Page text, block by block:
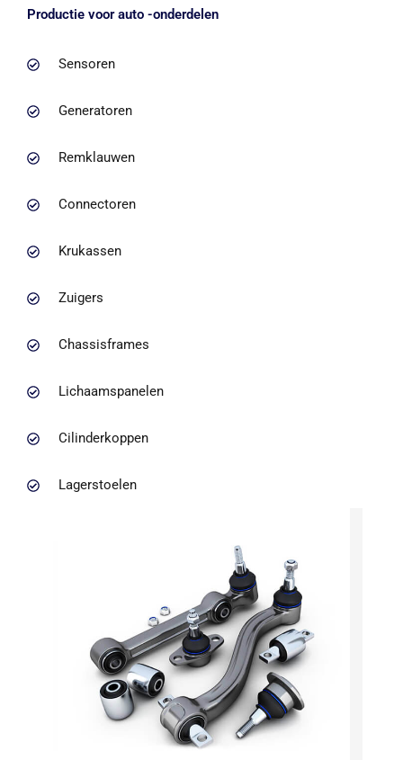
Productie voor auto -onderdelen
Sensoren
Generatoren
Remklauwen
Connectoren
Krukassen
Zuigers
Chassisframes
Lichaamspanelen
Cilinderkoppen
Lagerstoelen